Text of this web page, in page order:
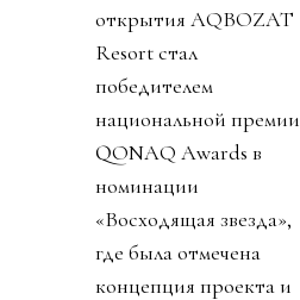
открытия AQBOZAT
Resort стал
победителем
национальной премии
QONAQ Awards в
номинации
«Восходящая звезда»,
где была отмечена
концепция проекта и